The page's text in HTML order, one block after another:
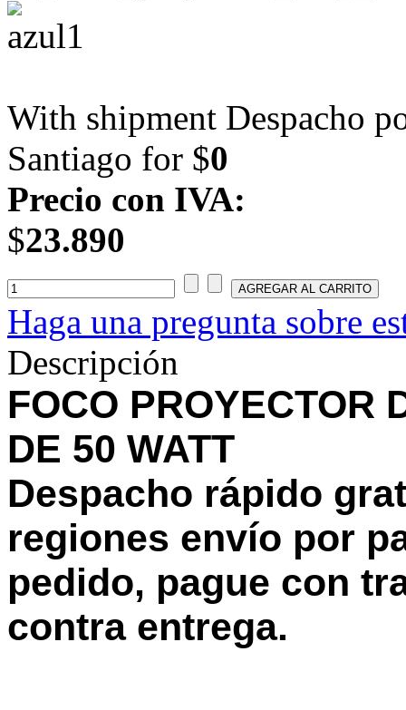
With shipment Despacho
Santiago for $0
Precio con IVA:
$23.890
Haga una pregunta sobre
Descripción
FOCO PROYECTOR
DE 50 WATT
Despacho rápido
regiones envío por
pedido, pague con
contra entrega.